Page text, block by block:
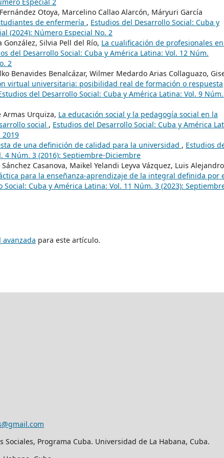
Otoya, Marcelino Callao Alarcón, Máryuri García
de enfermería , Estudios del Desarrollo Social: Cuba y
(2024): Número Especial No. 2
Silvia Pell del Río, La cualificación de profesionales
del Desarrollo Social: Cuba y América Latina: Vol. 12 Núm.
2
Benavides Benalcázar, Wilmer Medardo Arias Collaguazo,
virtual universitaria: posibilidad real de formación o respuesta
del Desarrollo Social: Cuba y América Latina: Vol. 9
Armas Urquiza, La educación social y la pedagogía social en la
social , Estudios del Desarrollo Social: Cuba y América
2019
de una definición de calidad para la universidad , Estudios
4 Núm. 3 (2016): Septiembre-Diciembre
Casanova, Maikel Yelandi Leyva Vázquez, Luis Alejandro
para la enseñanza-aprendizaje de la integral definida por
Cuba y América Latina: Vol. 11 Núm. 3 (2023):
para este artículo.
Sociales, Programa Cuba. Universidad de La Habana, Cuba.